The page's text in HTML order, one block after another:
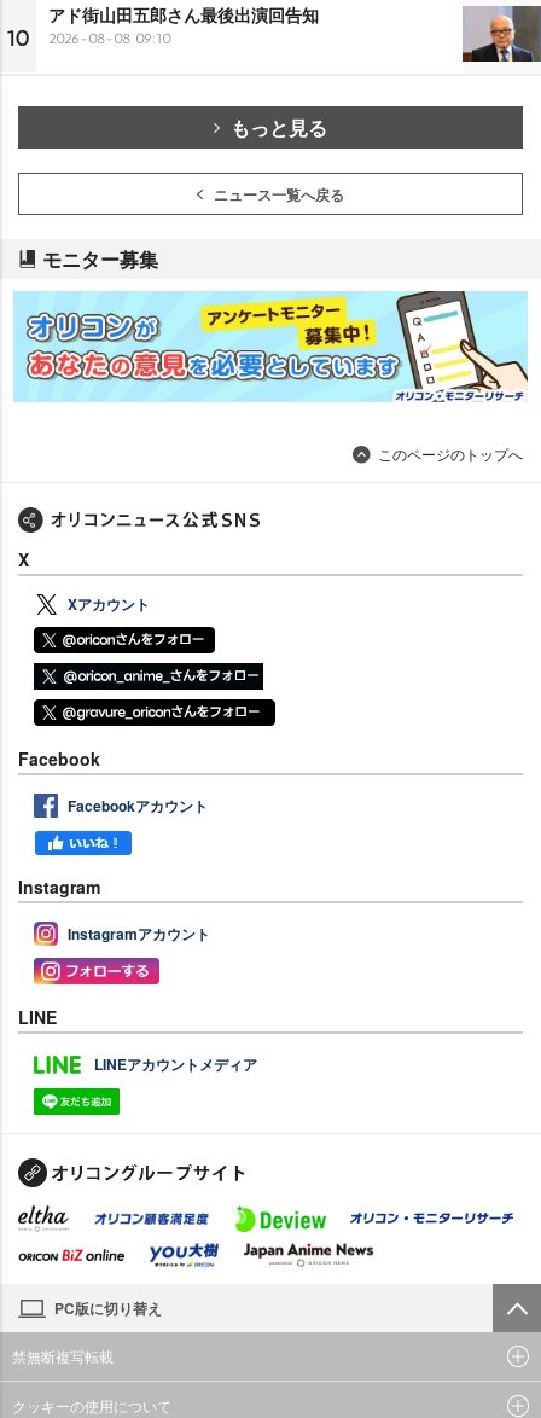
10
アド街山田五郎さん最後出演回告知
2026-08-08 09:10
もっと見る
ニュース一覧へ戻る
モニター募集
このページのトップへ
X
Xアカウント
Facebook
Facebookアカウント
Instagram
Instagramアカウント
LINE
LINEアカウントメディア
PC版に切り替え
禁無断複写転載
クッキーの使用について